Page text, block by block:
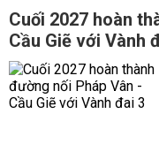
Cuối 2027 hoàn
Cầu Giẽ với Vành